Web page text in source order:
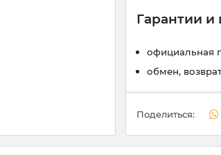
Гарантии и
официальная
обмен,
Поделиться: